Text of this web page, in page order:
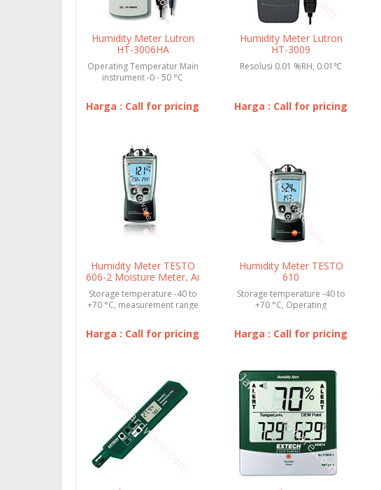
Humidity Meter Lutron
HT-3006HA
Operating Temperatur Main
instrument -0 - 50 °C
Harga : Call for pricing
Humidity Meter Lutron
HT-3009
Resolusi 0.01 %RH, 0.01℃
Harga : Call for pricing
Humidity Meter TESTO
606-2 Moisture Meter, Ai
Storage temperature -40 to
+70 °C, measurement range
Harga : Call for pricing
Humidity Meter TESTO
610
Storage temperature -40 to
+70 °C, Operating
Harga : Call for pricing